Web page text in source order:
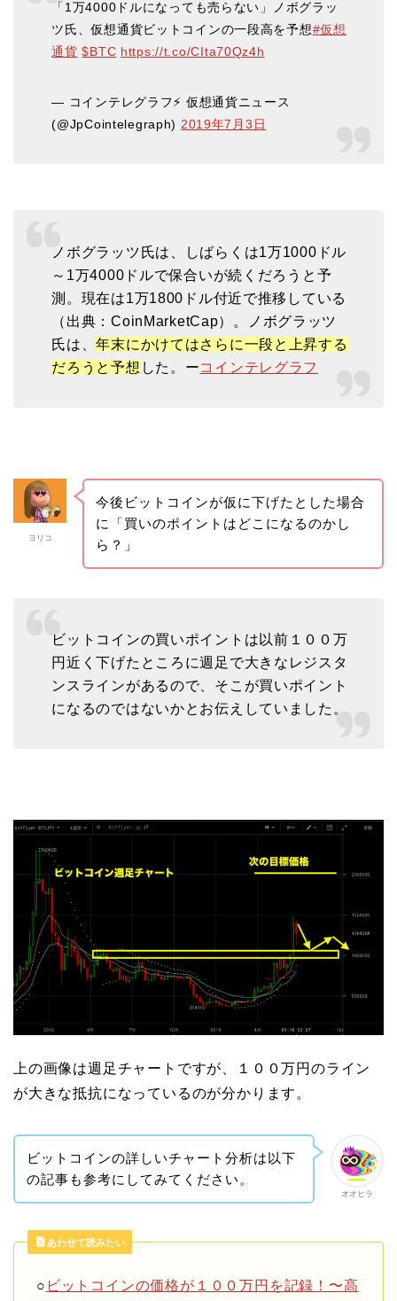
「1万4000ドルになっても売らない」ノボグラッ
ツ氏、仮想通貨ビットコインの一段高を予想#仮想
通貨 $BTC https://t.co/CIta70Qz4h
— コインテレグラフ⚡️ 仮想通貨ニュース
(@JpCointelegraph) 2019年7月3日
ノボグラッツ氏は、しばらくは1万1000ドル
～1万4000ドルで保合いが続くだろうと予
測。現在は1万1800ドル付近で推移している
（出典：CoinMarketCap）。ノボグラッツ
氏は、年末にかけてはさらに一段と上昇する
だろうと予想 した。ーコインテレグラフ
ヨリコ
今後ビットコインが仮に下げたとした場合
に「買いのポイントはどこになるのかし
ら？」
ビットコインの買いポイントは以前１００万
円近く下げたところに週足で大きなレジスタ
ンスラインがあるので、そこが買いポイント
になるのではないかとお伝えしていました。
上の画像は週足チャートですが、１００万円のライン
が大きな抵抗になっているのが分かります。
オオヒラ
ビットコインの詳しいチャート分析は以下
の記事も参考にしてみてください。
あわせて読みたい
○ ビットコインの価格が１００万円を記録！〜高